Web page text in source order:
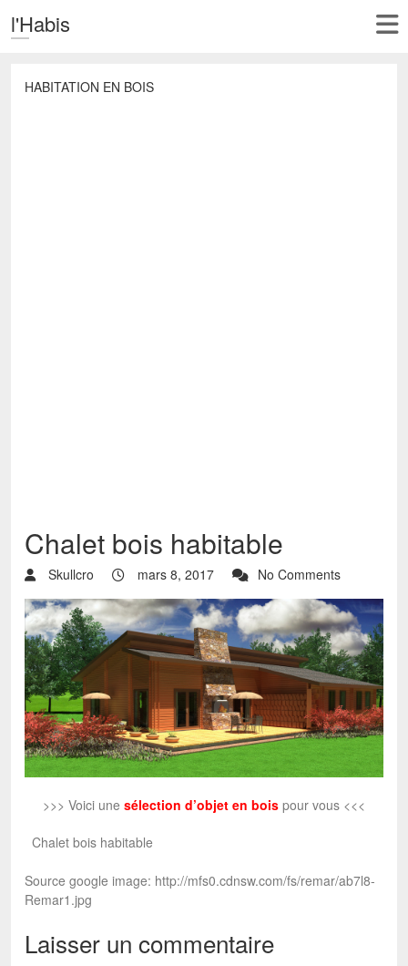
l'Habis
HABITATION EN BOIS
Chalet bois habitable
Skullcro mars 8, 2017 No Comments
>>> Voici une sélection d’objet en bois pour vous <<<
Chalet bois habitable
Source google image: http://mfs0.cdnsw.com/fs/remar/ab7l8-
Remar1.jpg
Laisser un commentaire